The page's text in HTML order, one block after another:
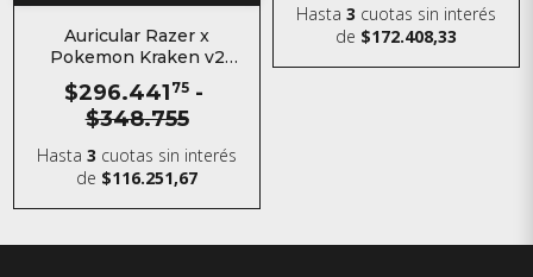
Auricular Razer x
Pokemon Kraken v2
$296.441 75 -
$348.755
Hasta3 cuotas sin interés
de $116.251,67
Hasta 3 cuotas sin interés
de $172.408,33